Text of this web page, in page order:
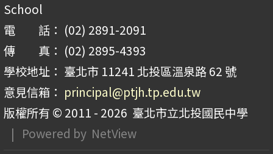
School
電 話： (02) 2891-2091
傳 真： (02) 2895-4393
學校地址： 臺北市 11241 北投區溫泉路 62 號
意見信箱： principal@ptjh.tp.edu.tw
版權所有 © 2011 - 2026 臺北市立北投國民中學
| Powered by NetView